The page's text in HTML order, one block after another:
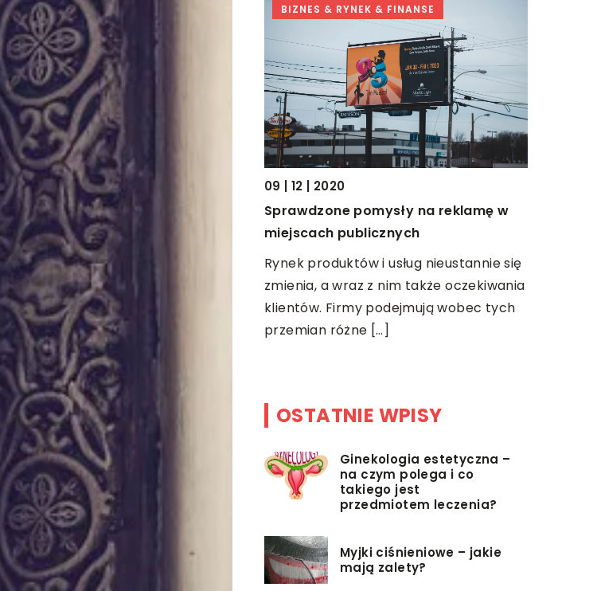
DOM I WNĘTRZE
01 | 04 | 2019
Efektywne i tanie ogrzewanie domu
Nowoczesne technologie ogrzewania
domów dają konsumentowi bardzo
szerokie możliwości wyboru. Gaz
ziemny, gaz płynny, węgiel, pompy
ciepła i rekuperatory, ogrzewanie […]
BIZNES & RYNEK & FINANSE
09 | 12 | 2020
Sprawdzone pomysły na reklamę w
miejscach publicznych
Rynek produktów i usług nieustannie się
zmienia, a wraz z nim także oczekiwania
klientów. Firmy podejmują wobec tych
przemian różne […]
OSTATNIE WPISY
Ginekologia estetyczna –
na czym polega i co
takiego jest
przedmiotem leczenia?
Myjki ciśnieniowe – jakie
mają zalety?